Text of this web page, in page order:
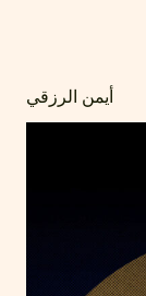
أيمن الرزقي